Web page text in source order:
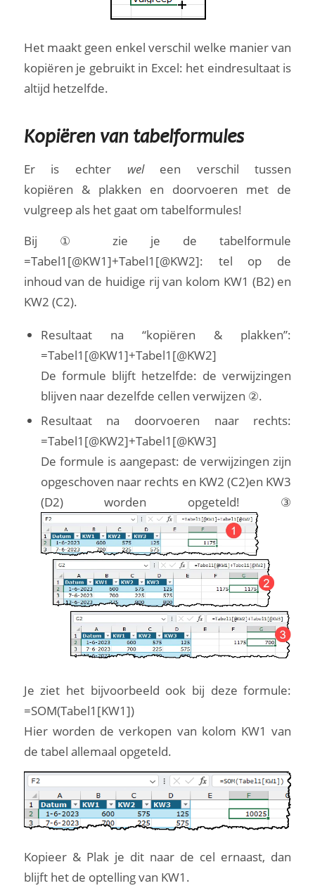
Het maakt geen enkel verschil welke manier van
kopiëren je gebruikt in Excel: het eindresultaat is
altijd hetzelfde.
Kopiëren van tabelformules
Er is echter weleen verschil tussen
kopiëren & plakken en doorvoeren met de
vulgreep als het gaat om tabelformules!
Bij ① zie je de tabelformule
=Tabel1[@KW1]+Tabel1[@KW2]: tel op de
inhoud van de huidige rij van kolom KW1 (B2) en
KW2 (C2).
Resultaat na “kopiëren & plakken”:
=Tabel1[@KW1]+Tabel1[@KW2]
De formule blijft hetzelfde: de verwijzingen
blijven naar dezelfde cellen verwijzen ②.
Resultaat na doorvoeren naar rechts:
=Tabel1[@KW2]+Tabel1[@KW3]
De formule is aangepast: de verwijzingen zijn
opgeschoven naar rechts en KW2 (C2)en KW3
(D2) worden opgeteld! ③
Je ziet het bijvoorbeeld ook bij deze formule:
=SOM(Tabel1[KW1])
Hier worden de verkopen van kolom KW1 van
de tabel allemaal opgeteld.
Kopieer & Plak je dit naar de cel ernaast, dan
blijft het de optelling van KW1.